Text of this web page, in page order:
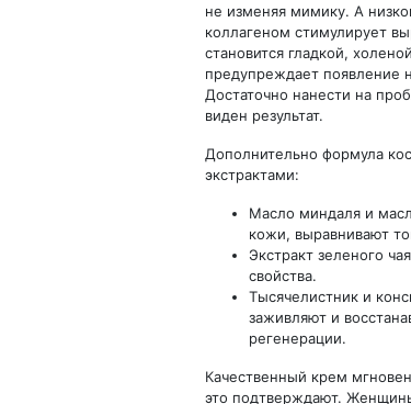
не изменяя мимику. А
коллагеном стимулирует
становится гладкой,
предупреждает появление
Достаточно нанести на
виден результат.
Дополнительно формула
экстрактами:
Масло миндаля и
кожи, выравнивают
Экстракт зеленого
свойства.
Тысячелистник и
заживляют и
регенерации.
Качественный крем
это подтверждают.